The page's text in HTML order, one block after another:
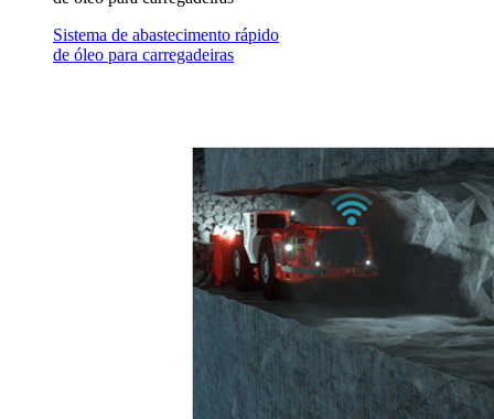
Sistema de abastecimento rápido
de óleo para carregadeiras